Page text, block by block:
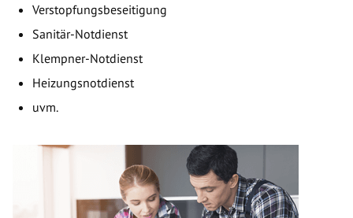
Verstopfungsbeseitigung
Sanitär-Notdienst
Klempner-Notdienst
Heizungsnotdienst
uvm.